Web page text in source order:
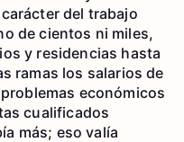
del trabajo
de cientos ni miles,
y residencias hasta
ramas los salarios de
económicos
cualificados
más; eso valía